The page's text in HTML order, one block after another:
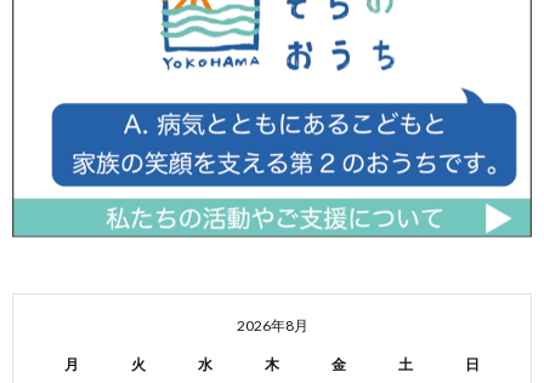
2026年8月
月 火 水 木 金 土 日